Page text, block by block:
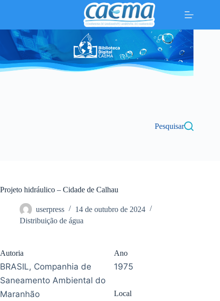
conteúdo
Pesquisar
Projeto hidráulico – Cidade de Calhau
userpress
14 de outubro de 2024
Distribuição de água
Autoria
BRASIL, Companhia de
Saneamento Ambiental do
Maranhão
Ano
1975
Local